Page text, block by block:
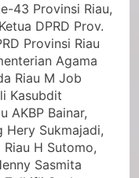
43 Provinsi Riau,
DPRD Prov.
Provinsi Riau
Agama
Riau M Job
Kasubdit
AKBP Bainar,
Hery Sukmajadi,
H Sutomo,
Sasmita